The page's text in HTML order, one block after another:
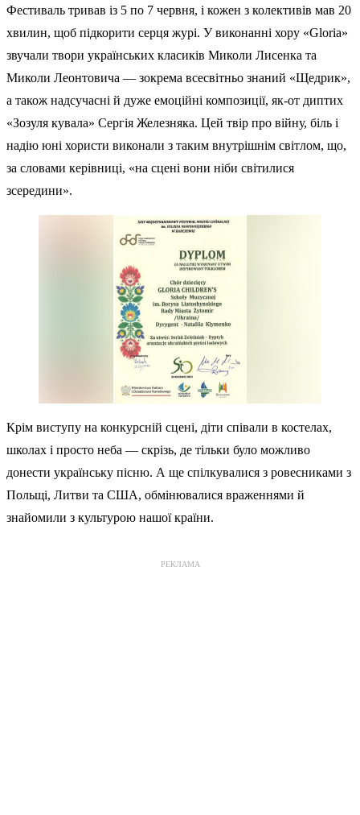
Фестиваль тривав із 5 по 7 червня, і кожен з колективів мав 20
хвилин, щоб підкорити серця журі. У виконанні хору «Gloria»
звучали твори українських класиків Миколи Лисенка та
Миколи Леонтовича — зокрема всесвітньо знаний «Щедрик»,
а також надсучасні й дуже емоційні композиції, як-от диптих
«Зозуля кувала» Сергія Железняка. Цей твір про війну, біль і
надію юні хористи виконали з таким внутрішнім світлом, що,
за словами керівниці, «на сцені вони ніби світилися
зсередини».
Крім виступу на конкурсній сцені, діти співали в костелах,
школах і просто неба — скрізь, де тільки було можливо
донести українську пісню. А ще спілкувалися з ровесниками з
Польщі, Литви та США, обмінювалися враженнями й
знайомили з культурою нашої країни.
РЕКЛАМА